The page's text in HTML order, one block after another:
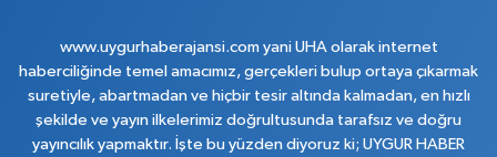
www.uygurhaberajansi.com yani UHA olarak internet
haberciliğinde temel amacımız, gerçekleri bulup ortaya çıkarmak
suretiyle, abartmadan ve hiçbir tesir altında kalmadan, en hızlı
şekilde ve yayın ilkelerimiz doğrultusunda tarafsız ve doğru
yayıncılık yapmaktır. İşte bu yüzden diyoruz ki; UYGUR HABER